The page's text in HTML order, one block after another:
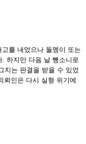
를 내었으나 돌멩이 또는
하지만 다음 날 뺑소니로
치는 판결을 받을 수 있었
뢰인은 다시 실형 위기에